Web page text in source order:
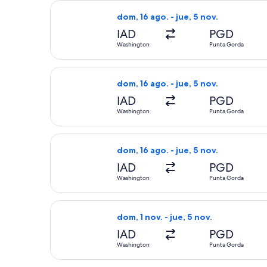
dom, 16 ago. - jue, 5 nov.
IAD
Washington
PGD
Punta Gorda
Seleccionar vuelo de Allegiant Air,
dom, 16 ago. - jue, 5 nov.
IAD
Washington
PGD
Punta Gorda
Seleccionar vuelo de Allegiant Air,
dom, 16 ago. - jue, 5 nov.
IAD
Washington
PGD
Punta Gorda
Seleccionar vuelo de Allegiant Air,
dom, 1 nov. - jue, 5 nov.
IAD
Washington
PGD
Punta Gorda
Seleccionar vuelo de Allegiant Air,